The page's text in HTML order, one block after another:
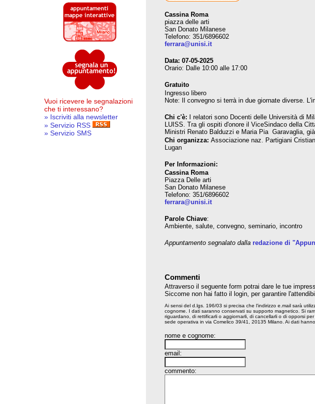
Vuoi ricevere le segnalazioni
che ti interessano?
» Iscriviti alla newsletter
» Servizio RSS
» Servizio SMS
Cassina Roma
piazza delle arti
San Donato Milanese
Telefono: 351/6896602
ferrara@unisi.it
Data: 07-05-2025
Orario: Dalle 10:00 alle 17:00
Gratuito
Ingresso libero
Note: Il convegno si terrà in due giornate diverse.
Chi c'è:
I relatori sono Docenti delle Università di
LUISS. Tra gli ospiti d'onore il ViceSindaco della
Ministri Renato Balduzzi e Maria Pia Garavaglia,
Chi organizza:Associazione naz. Partigiani
Lugan
Per Informazioni:
Cassina Roma
Piazza Delle arti
San Donato Milanese
Telefono: 351/6896602
ferrara@unisi.it
Parole Chiave:
Ambiente, salute, convegno, seminario, incontro
Appuntamento segnalato dalla redazione di
Commenti
Attraverso il seguente form potrai dare le tue
Siccome non hai fatto il login, per garantire
Ai sensi del d.lgs. 196/03 si precisa che l'indirizzo e.mail sarà
cognome. I dati saranno conservati su supporto magnetico. Si
riguardano, di rettificarli o aggiornarli, di cancellarli o di opporsi
sede operativa in via Comelico 39/41, 20135 Milano. Ai dati
nome e cognome:
email:
commento: